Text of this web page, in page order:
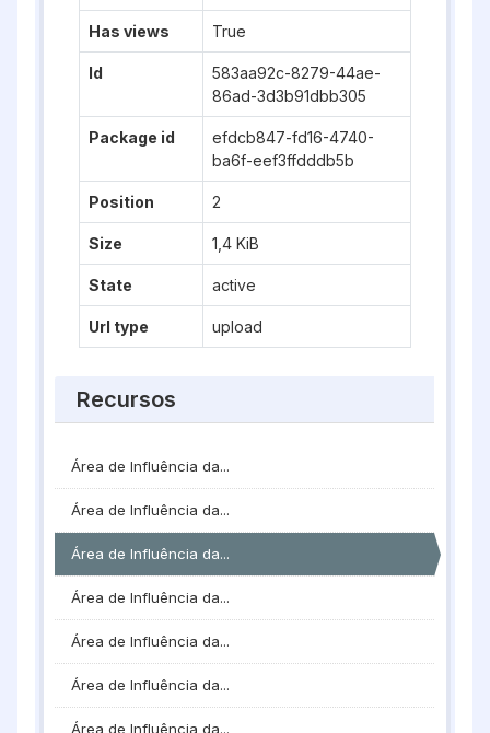
Recursos
Área de Influência da...
Área de Influência da...
Área de Influência da...
Área de Influência da...
Área de Influência da...
Área de Influência da...
Área de Influência da...
Has views True
Id
583aa92c-8279-44ae-
86ad-3d3b91dbb305
Package id
efdcb847-fd16-4740-
ba6f-eef3ffdddb5b
Position 2
Size 1,4 KiB
State active
Url type upload